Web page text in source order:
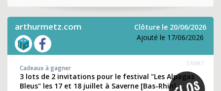
arthurmetz.com
Clôture le 20/06/2026
Ajouté le 17/06/2026
370887
Cadeaux à gagner
3 lots de 2 invitations pour le festival "Les Alpagas
Bleus" les 17 et 18 juillet à Saverne [Bas-Rhin]